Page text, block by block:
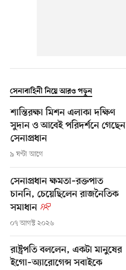
সেনাবাহিনী নিয়ে আরও পড়ুন
শান্তিরক্ষা মিশন এলাকা দক্ষিণ
সুদান ও আবেই পরিদর্শনে গেছেন
সেনাপ্রধান
৯ ঘণ্টা আগে
সেনাপ্রধান ক্ষমতা–রক্তপাত
চাননি, চেয়েছিলেন রাজনৈতিক
সমাধান
০৭ আগস্ট ২০২৬
রাষ্ট্রপতি বললেন, একটা মানুষের
ইগো–অ্যারোগেন্স সবাইকে